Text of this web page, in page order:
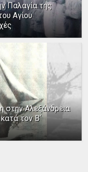
Παλαγία της
Αγίου
στην Αλεξάνδρεια
τον Β΄